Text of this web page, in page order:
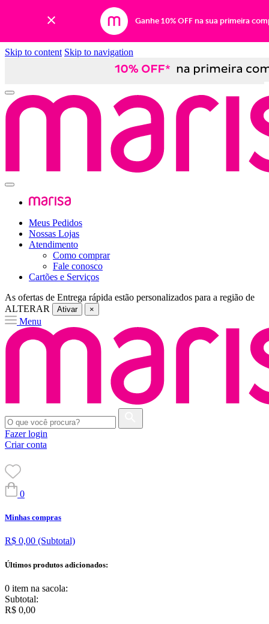
Ganhe 10% OFF na sua primeira
Skip to content Skip to navigation
Meus Pedidos
Nossas Lojas
Atendimento
Como comprar
Fale conosco
Cartões e Serviços
As ofertas de Entrega rápida estão personalizados para a região de
ALTERAR
Ativar ×
Menu
Fazer login
Criar conta
0
Minhas compras
R$ 0,00 (Subtotal)
Últimos produtos adicionados:
0 item na sacola:
Subtotal:
R$ 0,00